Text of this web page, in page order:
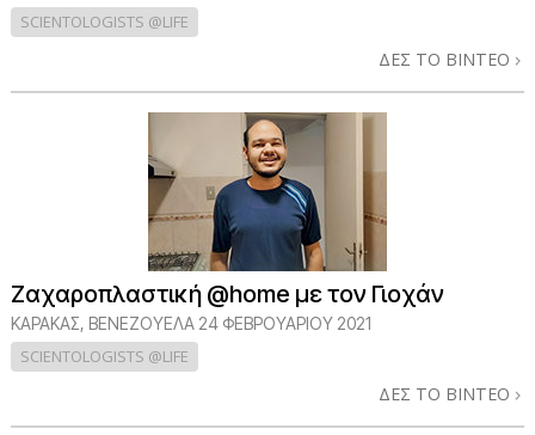
SCIENTOLOGISTS @LIFE
ΔΕΣ ΤΟ ΒΙΝΤΕΟ
Ζαχαροπλαστική @home με τον Γιοχάν
ΚΑΡΑΚΑΣ, ΒΕΝΕΖΟΥΕΛΑ 24 ΦΕΒΡΟΥΑΡΙΟΥ 2021
SCIENTOLOGISTS @LIFE
ΔΕΣ ΤΟ ΒΙΝΤΕΟ